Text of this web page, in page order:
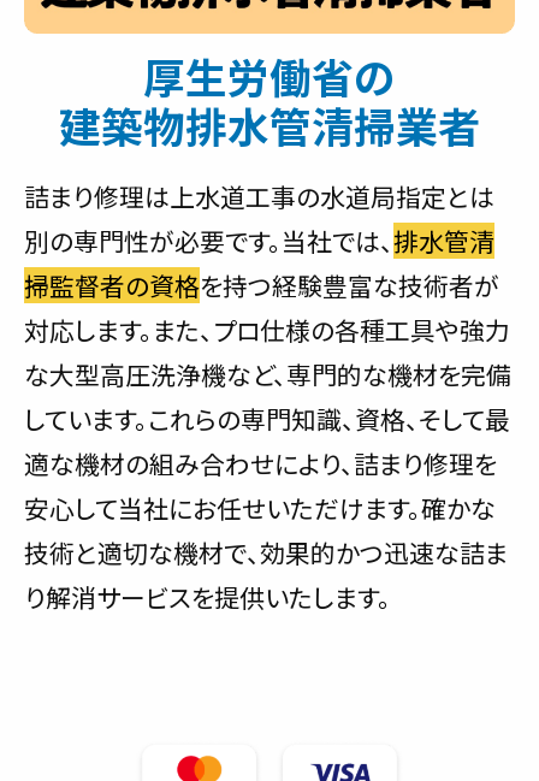
厚生労働省の
建築物排水管清掃業者
詰まり修理は上水道工事の水道局指定とは
別の専門性が必要です。当社では、排水管清
掃監督者の資格を持つ経験豊富な技術者が
対応します。また、プロ仕様の各種工具や強力
な大型高圧洗浄機など、専門的な機材を完備
しています。これらの専門知識、資格、そして最
適な機材の組み合わせにより、詰まり修理を
安心して当社にお任せいただけます。確かな
技術と適切な機材で、効果的かつ迅速な詰ま
り解消サービスを提供いたします。